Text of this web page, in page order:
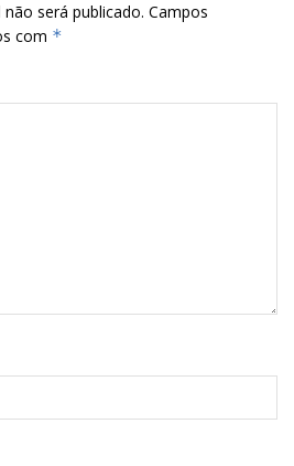
será publicado. Campos
com *